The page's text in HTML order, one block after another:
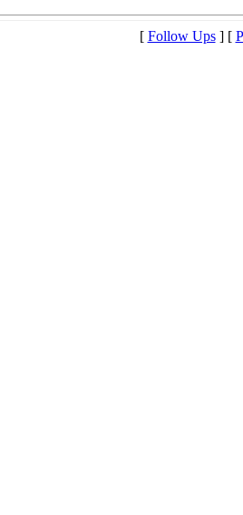
[ Follow Ups] [